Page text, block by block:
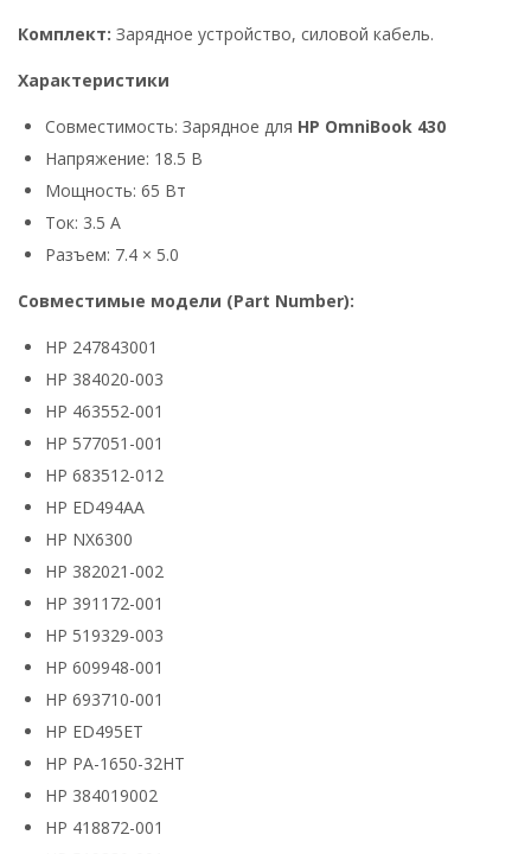
Комплект: Зарядное устройство, силовой кабель.
Характеристики
Совместимость: Зарядное для HP OmniBook 430
Напряжение: 18.5 В
Мощность: 65 Вт
Ток: 3.5 А
Разъем: 7.4 × 5.0
Совместимые модели (Part Number):
HP 247843001
HP 384020-003
HP 463552-001
HP 577051-001
HP 683512-012
HP ED494AA
HP NX6300
HP 382021-002
HP 391172-001
HP 519329-003
HP 609948-001
HP 693710-001
HP ED495ET
HP PA-1650-32HT
HP 384019002
HP 418872-001